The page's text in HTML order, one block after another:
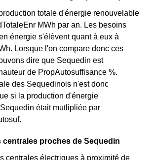
consommation à Sequedin. Ce tarif
des fournisseurs d'électricité de
pour les Sequedinois éligibles.
fois plus cher, tandis que tous les
le prix est 20% moins cher par
à Sequedin. ⚡💸
totale d'énergie renouvelable
MWh par an. Les besoins
énergie s'élèvent quant à eux à
Lorsque l'on compare donc ces
dire que Sequedin est
de PropAutosuffisance %.
des Sequedinois n'est donc
si la production d'énergie
était mutlipliée par
centrales proches de Sequedin
centrales électriques à proximité de